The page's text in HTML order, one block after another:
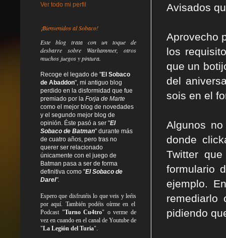
Avisados
Aprovecho
los
que un
del
sois en el
Algunos
donde
Twitter
formulario
ejemplo.
pidiendo
Ver todo mi perfil
¡Bienvenidos al Sobaco!
Este blog trata con un toque de
desbarre sobre Warhammer, otros
muchos juegos y pintura.
Recoge el legado de "El Sobaco
de Abaddon", mi antiguo blog
perdido en la disformidad que fue
premiado por la Forja de Marte
como el mejor blog de novedades
y el segundo mejor blog de
opinión. Éste pasó a ser "El
Sobaco de Batman" durante más
de cuatro años, pero tras no
querer ser relacionado
únicamente con el juego de
Batman pasa a ser de forma
definitiva como "El Sobaco de
Darel".
Espero que disfrutéis lo queveis yleéis
por aquí. También podéis oírme en el
Podcast "Turno Cu4tro" o verme de
vez en cuando en el canal de Youtube de
"La Legión del Turia".